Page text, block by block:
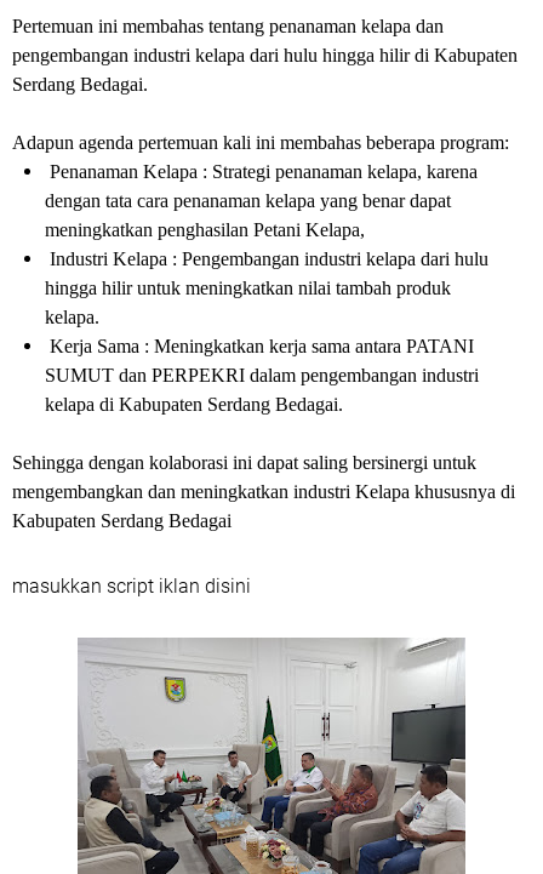
Pertemuan ini membahas tentang penanaman kelapa dan
pengembangan industri kelapa dari hulu hingga hilir di Kabupaten
Serdang Bedagai.
Adapun agenda pertemuan kali ini membahas beberapa program:
Penanaman Kelapa : Strategi penanaman kelapa, karena
dengan tata cara penanaman kelapa yang benar dapat
meningkatkan penghasilan Petani Kelapa,
Industri Kelapa : Pengembangan industri kelapa dari hulu
hingga hilir untuk meningkatkan nilai tambah produk
kelapa.
Kerja Sama : Meningkatkan kerja sama antara PATANI
SUMUT dan PERPEKRI dalam pengembangan industri
kelapa di Kabupaten Serdang Bedagai.
Sehingga dengan kolaborasi ini dapat saling bersinergi untuk
mengembangkan dan meningkatkan industri Kelapa khususnya di
Kabupaten Serdang Bedagai
masukkan script iklan disini